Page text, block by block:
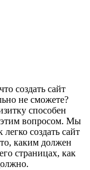
создать сайт
не сможете?
способен
вопросом. Мы
создать сайт
каким должен
страницах, как